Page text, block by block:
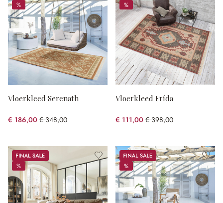
%
%
Vloerkleed Serenath
€ 186,00 € 348,00
(46.55% gespart)
%
%
Vloerkleed Frída
€ 111,00 € 398,00
(72.11% gespart)
Sale
%
%
Sale
%
%